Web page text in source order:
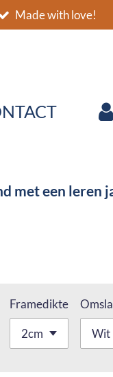
Made with love!
met een leren
Framedikte